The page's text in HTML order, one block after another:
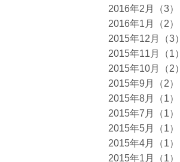
2016年2月（3）
2016年1月（2）
2015年12月（3）
2015年11月（1）
2015年10月（2）
2015年9月（2）
2015年8月（1）
2015年7月（1）
2015年5月（1）
2015年4月（1）
2015年1月（1）